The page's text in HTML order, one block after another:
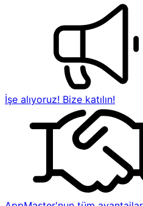
İşe alıyoruz! Bize katılın!